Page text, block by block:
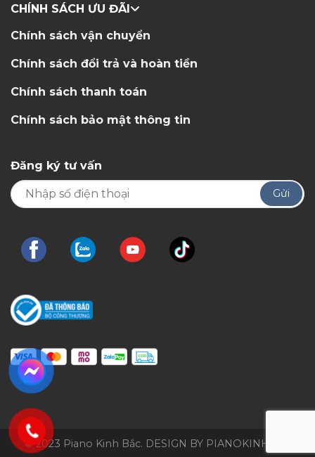
CHÍNH SÁCH ƯU ĐÃI
Chính sách vận chuyển
Chính sách đổi trả và hoàn tiền
Chính sách thanh toán
Chính sách bảo mật thông tin
Đăng ký tư vấn
© 2023 Piano Kinh Bắc. DESIGN BY PIANOKINHBAC